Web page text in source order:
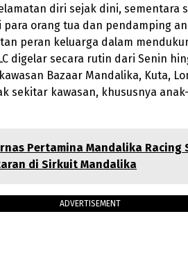
diri sejak dini, sementara
orang tua dan pendamping
peran keluarga dalam
digelar secara rutin dari Senin
kawasan Bazaar Mandalika, Kuta,
sekitar kawasan, khususnya
Pertamina Mandalika Racing
di Sirkuit Mandalika
ADVERTISEMENT